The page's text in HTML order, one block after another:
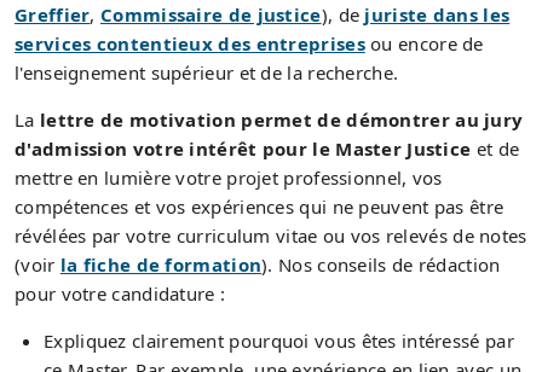
Greffier, Commissaire de justice), de juriste dans les
services contentieux des entreprisesou encore de
l'enseignement supérieur et de la recherche.
La lettre de motivation permet de démontrer au jury
d'admission votre intérêt pour le Master Justice et de
mettre en lumière votre projet professionnel, vos
compétences et vos expériences qui ne peuvent pas être
révélées par votre curriculum vitae ou vos relevés de notes
(voir la fiche de formation). Nos conseils de rédaction
pour votre candidature :
Expliquez clairement pourquoi vous êtes intéressé par